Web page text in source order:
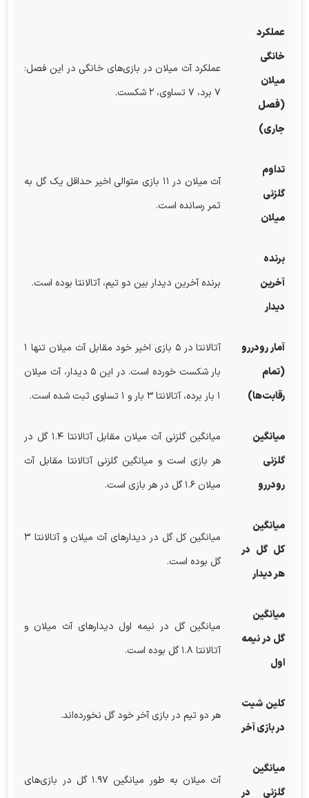
عملکرد
خانگی
میلان
(فصل
جاری)
عملکرد آث میلان در بازی‌های خانگی در این فصل:
۷ برد، ۷ تساوی، ۲ شکست.
تداوم
گلزنی
میلان
آث میلان در ۱۱ بازی متوالی اخیر حداقل یک گل به
ثمر رسانده است.
برنده
آخرین
دیدار
برنده آخرین دیدار بین دو تیم، آتالانتا بوده است.
آمار رودررو
(تمام
رقابت‌ها)
آتالانتا در ۵ بازی اخیر خود مقابل آث میلان تنها ۱
بار شکست خورده است. در این ۵ دیدار، آث میلان
۱ بار برده، آتالانتا ۳ بار و ۱ تساوی ثبت شده است.
میانگین
گلزنی
رودررو
میانگین گلزنی آث میلان مقابل آتالانتا ۱.۴ گل در
هر بازی است و میانگین گلزنی آتالانتا مقابل آث
میلان ۱.۶ گل در هر بازی است.
میانگین
کل گل در
هر دیدار
میانگین کل گل در دیدارهای آث میلان و آتالانتا ۳
گل بوده است.
میانگین
گل در نیمه
اول
میانگین گل در نیمه اول دیدارهای آث میلان و
آتالانتا ۱.۸ گل بوده است.
کلین شیت
در بازی آخر
هر دو تیم در بازی آخر خود گل نخورده‌اند.
میانگین
گلزنی در
آث میلان به طور میانگین ۱.۹۷ گل در بازی‌های